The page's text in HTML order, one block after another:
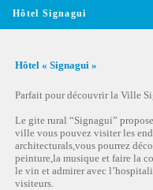
Hôtel Signagui
Hôtel « Signagui »
Parfait pour découvrir la Ville
Le gite rural “Signagui”
ville vous pouvez visiter les
architecturals,vous pourrez
peinture,la musique et faire la
le vin et admirer avec
visiteurs.